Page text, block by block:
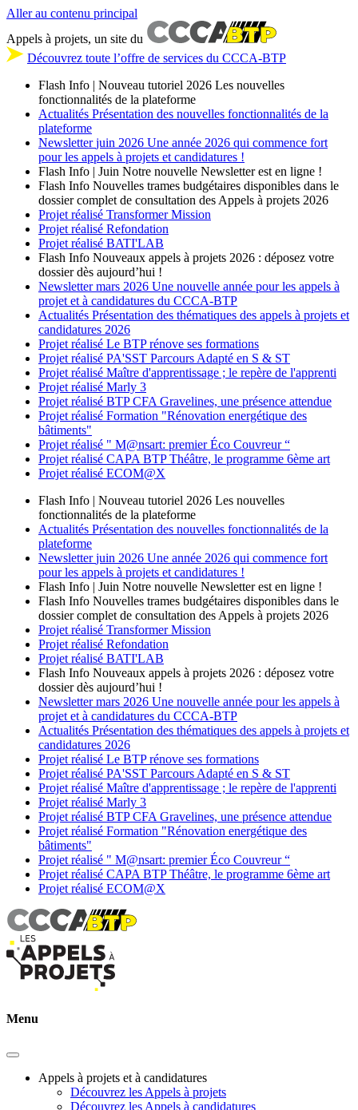
Aller au contenu principal
Appels à projets, un site du
Découvrez toute l’offre de services du CCCA-BTP
Flash Info | Nouveau tutoriel 2026 Les nouvelles
fonctionnalités de la plateforme
Actualités Présentation des nouvelles fonctionnalités de la
plateforme
Newsletter juin 2026 Une année 2026 qui commence fort
pour les appels à projets et candidatures !
Flash Info | Juin Notre nouvelle Newsletter est en ligne !
Flash Info Nouvelles trames budgétaires disponibles dans le
dossier complet de consultation des Appels à projets 2026
Projet réalisé Transformer Mission
Projet réalisé Refondation
Projet réalisé BATI'LAB
Flash Info Nouveaux appels à projets 2026 : déposez votre
dossier dès aujourd’hui !
Newsletter mars 2026 Une nouvelle année pour les appels à
projet et à candidatures du CCCA-BTP
Actualités Présentation des thématiques des appels à projets et
candidatures 2026
Projet réalisé Le BTP rénove ses formations
Projet réalisé PA'SST Parcours Adapté en S & ST
Projet réalisé Maître d'apprentissage ; le repère de l'apprenti
Projet réalisé Marly 3
Projet réalisé BTP CFA Gravelines, une présence attendue
Projet réalisé Formation "Rénovation energétique des
bâtiments"
Projet réalisé " M@nsart: premier Éco Couvreur “
Projet réalisé CAPA BTP Théâtre, le programme 6ème art
Projet réalisé ECOM@X
Flash Info | Nouveau tutoriel 2026 Les nouvelles
fonctionnalités de la plateforme
Actualités Présentation des nouvelles fonctionnalités de la
plateforme
Newsletter juin 2026 Une année 2026 qui commence fort
pour les appels à projets et candidatures !
Flash Info | Juin Notre nouvelle Newsletter est en ligne !
Flash Info Nouvelles trames budgétaires disponibles dans le
dossier complet de consultation des Appels à projets 2026
Projet réalisé Transformer Mission
Projet réalisé Refondation
Projet réalisé BATI'LAB
Flash Info Nouveaux appels à projets 2026 : déposez votre
dossier dès aujourd’hui !
Newsletter mars 2026 Une nouvelle année pour les appels à
projet et à candidatures du CCCA-BTP
Actualités Présentation des thématiques des appels à projets et
candidatures 2026
Projet réalisé Le BTP rénove ses formations
Projet réalisé PA'SST Parcours Adapté en S & ST
Projet réalisé Maître d'apprentissage ; le repère de l'apprenti
Projet réalisé Marly 3
Projet réalisé BTP CFA Gravelines, une présence attendue
Projet réalisé Formation "Rénovation energétique des
bâtiments"
Projet réalisé " M@nsart: premier Éco Couvreur “
Projet réalisé CAPA BTP Théâtre, le programme 6ème art
Projet réalisé ECOM@X
Menu
Appels à projets et à candidatures
Découvrez les Appels à projets
Découvrez les Appels à candidatures